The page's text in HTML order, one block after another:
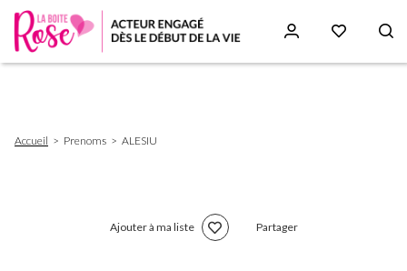
d'Ariane
Accueil Prenoms ALESIU
Ajouter à ma liste Partager